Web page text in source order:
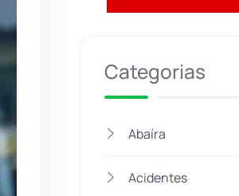
Categorias
Abaíra
Acidentes